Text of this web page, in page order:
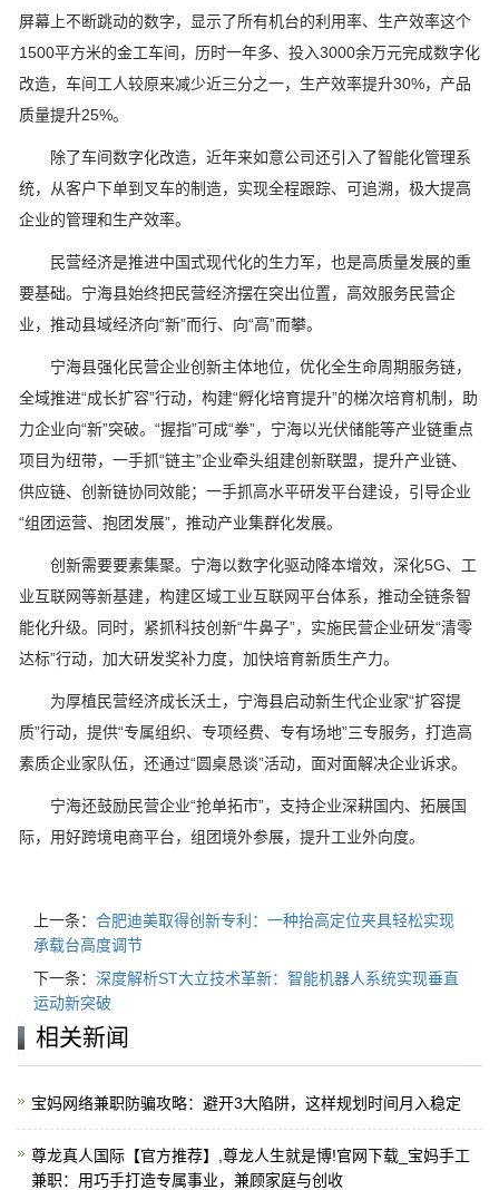
屏幕上不断跳动的数字，显示了所有机台的利用率、生产效率这个
1500平方米的金工车间，历时一年多、投入3000余万元完成数字化
改造，车间工人较原来减少近三分之一，生产效率提升30%，产品
质量提升25%。
除了车间数字化改造，近年来如意公司还引入了智能化管理系
统，从客户下单到叉车的制造，实现全程跟踪、可追溯，极大提高
企业的管理和生产效率。
民营经济是推进中国式现代化的生力军，也是高质量发展的重
要基础。宁海县始终把民营经济摆在突出位置，高效服务民营企
业，推动县域经济向“新”而行、向“高”而攀。
宁海县强化民营企业创新主体地位，优化全生命周期服务链，
全域推进“成长扩容”行动，构建“孵化培育提升”的梯次培育机制，助
力企业向“新”突破。“握指”可成“拳”，宁海以光伏储能等产业链重点
项目为纽带，一手抓“链主”企业牵头组建创新联盟，提升产业链、
供应链、创新链协同效能；一手抓高水平研发平台建设，引导企业
“组团运营、抱团发展”，推动产业集群化发展。
创新需要要素集聚。宁海以数字化驱动降本增效，深化5G、工
业互联网等新基建，构建区域工业互联网平台体系，推动全链条智
能化升级。同时，紧抓科技创新“牛鼻子”，实施民营企业研发“清零
达标”行动，加大研发奖补力度，加快培育新质生产力。
为厚植民营经济成长沃土，宁海县启动新生代企业家“扩容提
质”行动，提供“专属组织、专项经费、专有场地”三专服务，打造高
素质企业家队伍，还通过“圆桌恳谈”活动，面对面解决企业诉求。
宁海还鼓励民营企业“抢单拓市”，支持企业深耕国内、拓展国
际，用好跨境电商平台，组团境外参展，提升工业外向度。
上一条： 合肥迪美取得创新专利：一种抬高定位夹具轻松实现
承载台高度调节
下一条： 深度解析ST大立技术革新：智能机器人系统实现垂直
运动新突破
相关新闻
宝妈网络兼职防骗攻略：避开3大陷阱，这样规划时间月入稳定
尊龙真人国际【官方推荐】,尊龙人生就是博!官网下载_宝妈手工
兼职：用巧手打造专属事业，兼顾家庭与创收